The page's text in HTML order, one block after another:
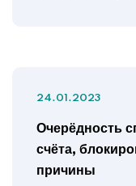
24.01.2023
Очерёдность
счёта,
причины